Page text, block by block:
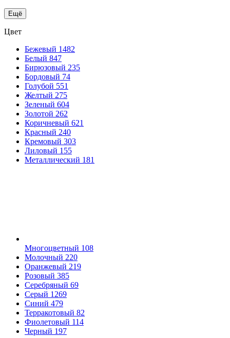
Ещё
Цвет
Бежевый 1482
Белый 847
Бирюзовый 235
Бордовый 74
Голубой 551
Желтый 275
Зеленый 604
Золотой 262
Коричневый 621
Красный 240
Кремовый 303
Лиловый 155
Металлический 181
Многоцветный 108
Молочный 220
Оранжевый 219
Розовый 385
Серебряный 69
Серый 1269
Синий 479
Терракотовый 82
Фиолетовый 114
Черный 197